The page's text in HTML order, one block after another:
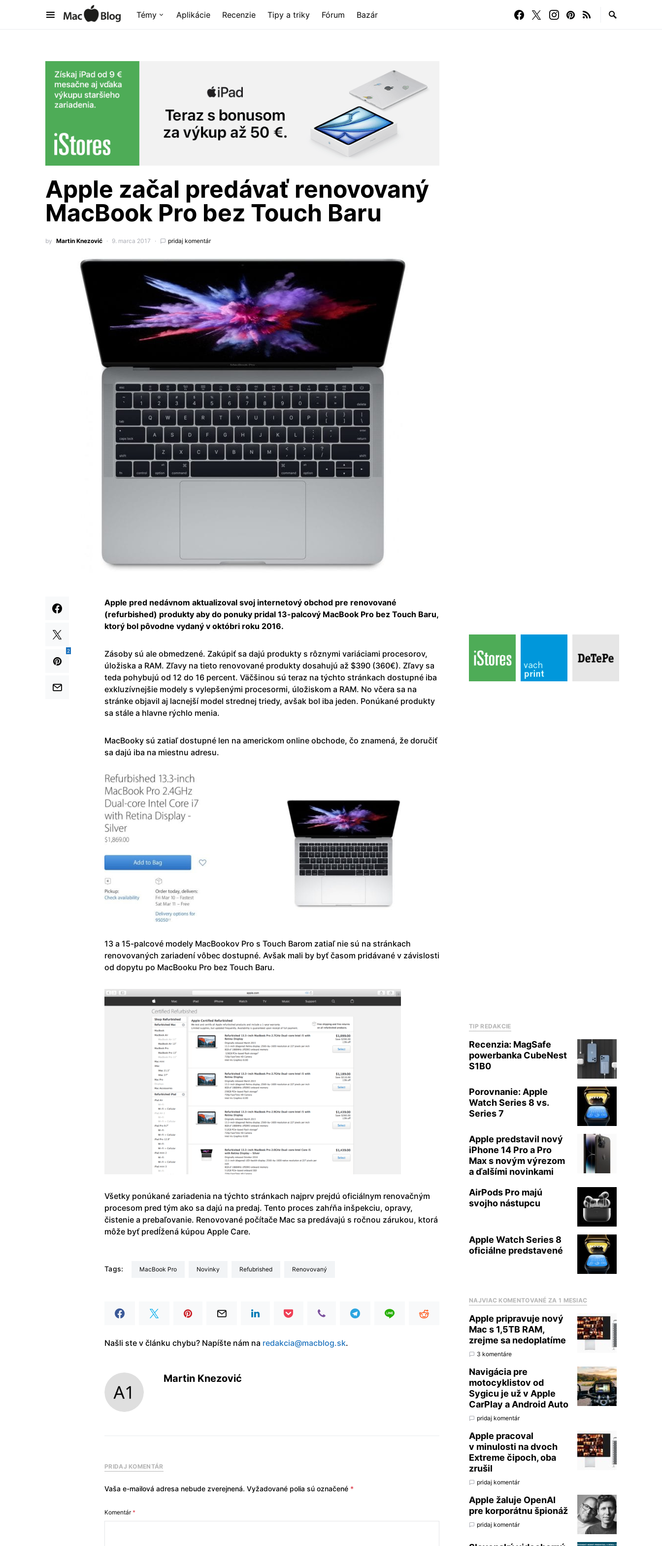
Témy Aplikácie Recenzie Tipy a triky Fórum Bazár
Apple začal predávať renovovaný
MacBook Pro bez Touch Baru
by Martin Knezović 9. marca 2017 pridaj komentár
2
Apple pred nedávnom aktualizoval svoj internetový obchod pre renovované
(refurbished) produkty aby do ponuky pridal 13-palcový MacBook Pro bez Touch Baru,
ktorý bol pôvodne vydaný v októbri roku 2016.
Zásoby sú ale obmedzené. Zakúpiť sa dajú produkty s rôznymi variáciami procesorov,
úložiska a RAM. Zľavy na tieto renovované produkty dosahujú až $390 (360€). Zľavy sa
teda pohybujú od 12 do 16 percent. Väčšinou sú teraz na týchto stránkach dostupné iba
exkluzívnejšie modely s vylepšenými procesormi, úložiskom a RAM. No včera sa na
stránke objavil aj lacnejší model strednej triedy, avšak bol iba jeden. Ponúkané produkty
sa stále a hlavne rýchlo menia.
MacBooky sú zatiaľ dostupné len na americkom online obchode, čo znamená, že doručiť
sa dajú iba na miestnu adresu.
13 a 15-palcové modely MacBookov Pro s Touch Barom zatiaľ nie sú na stránkach
renovovaných zariadení vôbec dostupné. Avšak mali by byť časom pridávané v závislosti
od dopytu po MacBooku Pro bez Touch Baru.
Všetky ponúkané zariadenia na týchto stránkach najprv prejdú oficiálnym renovačným
procesom pred tým ako sa dajú na predaj. Tento proces zahŕňa inšpekciu, opravy,
čistenie a prebaľovanie. Renovované počítače Mac sa predávajú s ročnou zárukou, ktorá
môže byť predĺžená kúpou Apple Care.
Tags: MacBook Pro Novinky refubrished renovovaný
Našli ste v článku chybu? Napíšte nám na redakcia@macblog.sk.
Martin Knezović
PRIDAJ KOMENTÁR
Vaša e-mailová adresa nebude zverejnená. Vyžadované polia sú označené *
Komentár*
TIP REDAKCIE
Recenzia: MagSafe
powerbanka CubeNest
S1B0
Porovnanie: Apple
Watch Series 8 vs.
Series 7
Apple predstavil nový
iPhone 14 Pro a Pro
Max s novým výrezom
a ďalšími novinkami
AirPods Pro majú
svojho nástupcu
Apple Watch Series 8
oficiálne predstavené
NAJVIAC KOMENTOVANÉ ZA 1 MESIAC
Apple pripravuje nový
Mac s 1,5TB RAM,
zrejme sa nedoplatíme
3 komentáre
Navigácia pre
motocyklistov od
Sygicu je už v Apple
CarPlay a Android Auto
pridaj komentár
Apple pracoval
v minulosti na dvoch
Extreme čipoch, oba
zrušil
pridaj komentár
Apple žaluje OpenAI
pre korporátnu špionáž
pridaj komentár